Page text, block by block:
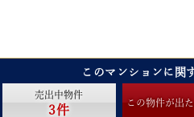
このマンションに関
売出中物件
3件
この物件が出